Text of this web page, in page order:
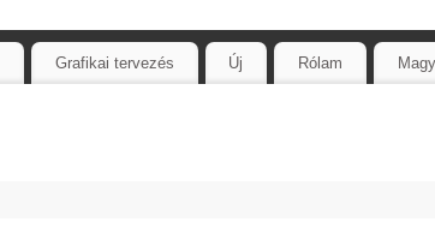
Grafikai tervezés Új Rólam